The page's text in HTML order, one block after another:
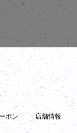
ポン 店舗情報